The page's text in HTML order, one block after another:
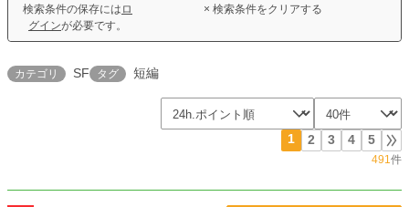
検索条件の保存には ロ
グインが必要です。
× 検索条件をクリアする
カテゴリ SF タグ 短編
1 2 3 4 5
491件